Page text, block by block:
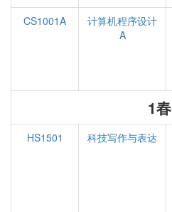
CS1001A
计算机程序设计
A
1春
HS1501 科技写作与表达